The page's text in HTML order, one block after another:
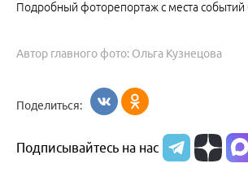
Подробный фоторепортаж с места событий
Автор главного фото: Ольга Кузнецова
Поделиться:
Подписывайтесь на нас